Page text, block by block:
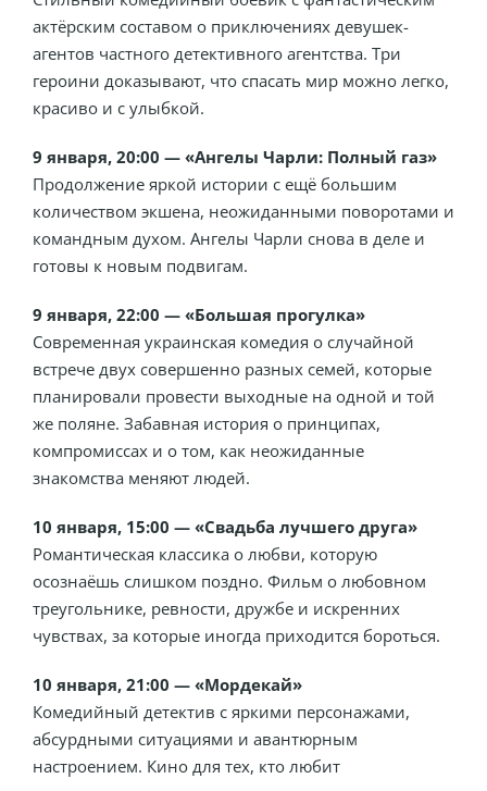
актёрским составом о приключениях девушек-
агентов частного детективного агентства. Три
героини доказывают, что спасать мир можно легко,
красиво и с улыбкой.
9 января, 20:00 — «Ангелы Чарли: Полный газ»
Продолжение яркой истории с ещё большим
количеством экшена, неожиданными поворотами и
командным духом. Ангелы Чарли снова в деле и
готовы к новым подвигам.
9 января, 22:00 — «Большая прогулка»
Современная украинская комедия о случайной
встрече двух совершенно разных семей, которые
планировали провести выходные на одной и той
же поляне. Забавная история о принципах,
компромиссах и о том, как неожиданные
знакомства меняют людей.
10 января, 15:00 — «Свадьба лучшего друга»
Романтическая классика о любви, которую
осознаёшь слишком поздно. Фильм о любовном
треугольнике, ревности, дружбе и искренних
чувствах, за которые иногда приходится бороться.
10 января, 21:00 — «Мордекай»
Комедийный детектив с яркими персонажами,
абсурдными ситуациями и авантюрным
настроением. Кино для тех, кто любит